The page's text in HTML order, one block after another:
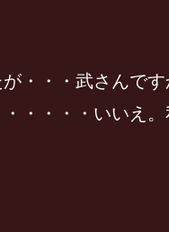
・・・武さんです
・・・・いいえ。